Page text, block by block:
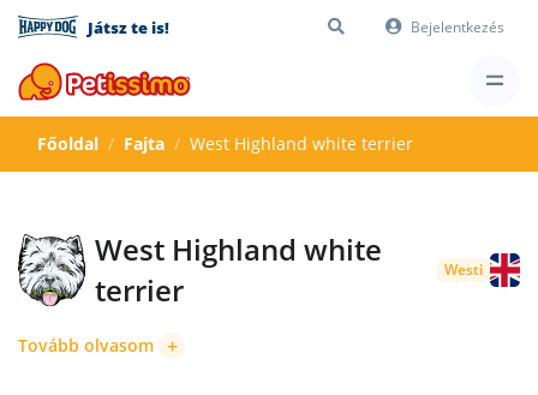
Játsz te is! Bejelentkezés
Főoldal Fajta West Highland white terrier
West Highland white
terrier
Westi
Tovább olvasom +